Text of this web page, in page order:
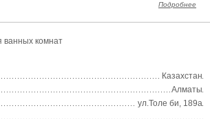
Подробнее
ванных комнат
Казахстан
Алматы
ул.Толе би, 189а